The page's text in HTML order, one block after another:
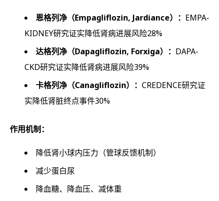
恩格列净（Empagliflozin, Jardiance）： EMPA-
KIDNEY研究证实降低肾病进展风险28%
达格列净（Dapagliflozin, Forxiga）： DAPA-
CKD研究证实降低肾病进展风险39%
卡格列净（Canagliflozin）： CREDENCE研究证
实降低肾脏终点事件30%
作用机制：
降低肾小球内压力（管球反馈机制）
减少蛋白尿
降血糖、降血压、减体重